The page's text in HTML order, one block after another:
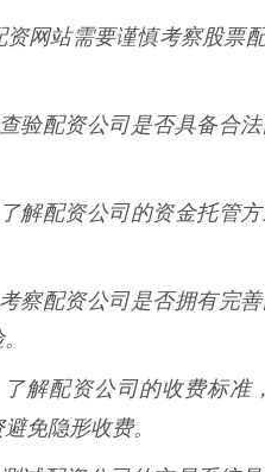
资网站需要谨慎考察股票
验配资公司是否具备合
解配资公司的资金托管
察配资公司是否拥有完
解配资公司的收费标
避免隐形收费。